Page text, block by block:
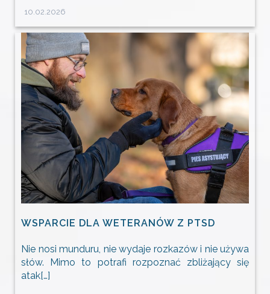
10.02.2026
WSPARCIE DLA WETERANÓW Z PTSD
Nie nosi munduru, nie wydaje rozkazów i nie używa
słów. Mimo to potrafi rozpoznać zbliżający się
atak[…]